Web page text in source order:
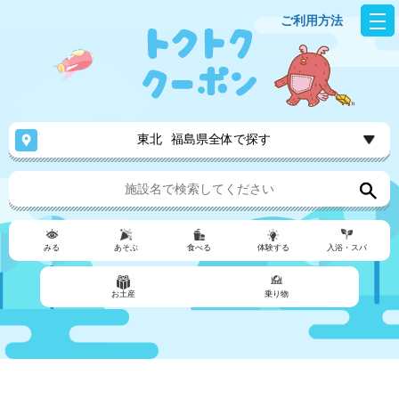
ご利用方法
東北 福島県全体で探す
みる あそぶ 食べる 体験する 入浴・スパ
お土産 乗り物